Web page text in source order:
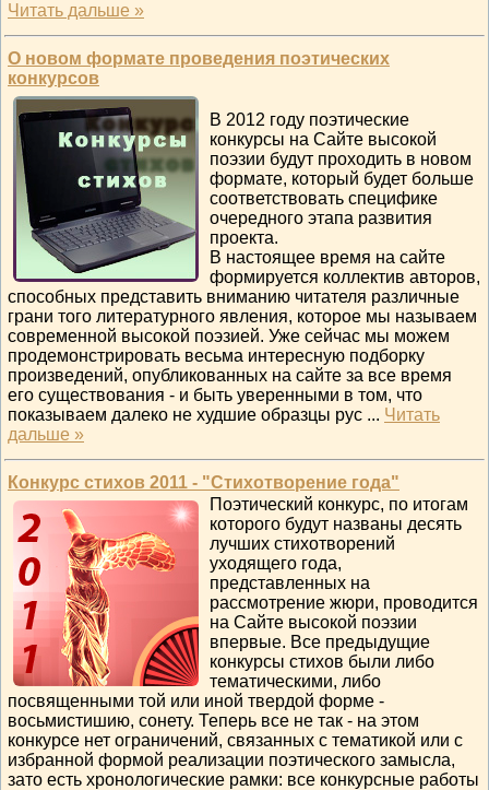
Читать дальше »
О новом формате проведения поэтических
конкурсов
В 2012 году поэтические
конкурсы на Сайте высокой
поэзии будут проходить в новом
формате, который будет больше
соответствовать специфике
очередного этапа развития
проекта.
В настоящее время на сайте
формируется коллектив авторов,
способных представить вниманию читателя различные
грани того литературного явления, которое мы называем
современной высокой поэзией. Уже сейчас мы можем
продемонстрировать весьма интересную подборку
произведений, опубликованных на сайте за все время
его существования - и быть уверенными в том, что
показываем далеко не худшие образцы рус ... Читать
дальше »
Конкурс стихов 2011 - "Стихотворение года"
Поэтический конкурс, по итогам
которого будут названы десять
лучших стихотворений
уходящего года,
представленных на
рассмотрение жюри, проводится
на Сайте высокой поэзии
впервые. Все предыдущие
конкурсы стихов были либо
тематическими, либо
посвященными той или иной твердой форме -
восьмистишию, сонету. Теперь все не так - на этом
конкурсе нет ограничений, связанных с тематикой или с
избранной формой реализации поэтического замысла,
зато есть хронологические рамки: все конкурсные работы